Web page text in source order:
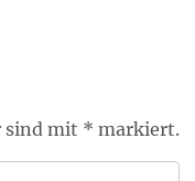
sind mit * markiert.